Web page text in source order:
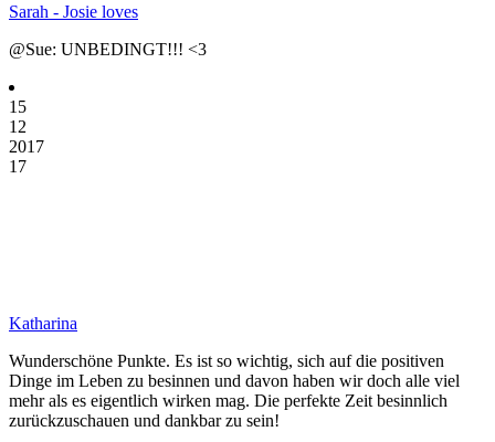
Sarah - Josie loves
@Sue: UNBEDINGT!!! <3
15
12
2017
17
Katharina
Wunderschöne Punkte. Es ist so wichtig, sich auf die positiven
Dinge im Leben zu besinnen und davon haben wir doch alle viel
mehr als es eigentlich wirken mag. Die perfekte Zeit besinnlich
zurückzuschauen und dankbar zu sein!